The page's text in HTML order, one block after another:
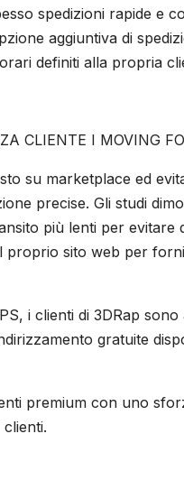
spedizioni rapide e
aggiuntiva di
definiti alla propria
CLIENTE I MOVING
su marketplace ed
precise. Gli studi
più lenti per evitare
proprio sito web per
i clienti di 3DRap
gratuite
premium con uno